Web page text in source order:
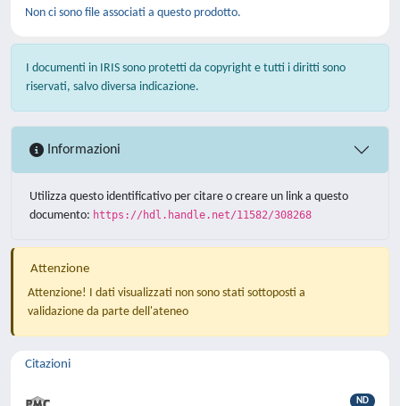
Non ci sono file associati a questo prodotto.
I documenti in IRIS sono protetti da copyright e tutti i diritti sono
riservati, salvo diversa indicazione.
Informazioni
Utilizza questo identificativo per citare o creare un link a questo
documento: https://hdl.handle.net/11582/308268
Attenzione
Attenzione! I dati visualizzati non sono stati sottoposti a
validazione da parte dell'ateneo
Citazioni
ND